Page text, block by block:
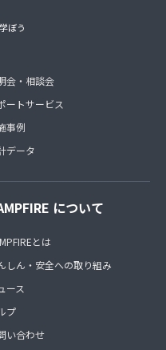
ぼう
会・相談会
ートサービス
事例
データ
について
とは
しん・安全への取り組み
ース
プ
い合わせ